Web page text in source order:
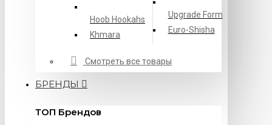
Hoob Hookahs
Khmara
Upgrade Form
Еuro-Shisha
Смотреть все товары
БРЕНДЫ
ТОП Брендов